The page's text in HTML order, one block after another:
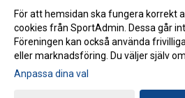
Gå till Webbversion
För att hemsidan ska fungera korrekt
cookies från SportAdmin. Dessa går
Föreningen kan också använda
eller marknadsföring. Du väljer själv
Anpassa dina val